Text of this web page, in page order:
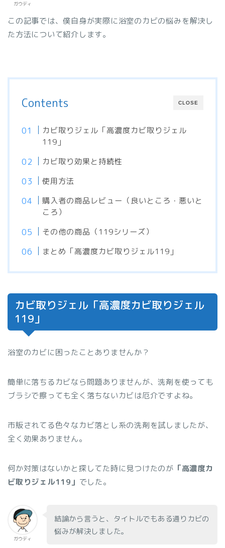
ガウディ
この記事では、僕自身が実際に浴室のカビの悩みを解決し
た方法について紹介します。
CLOSE
Contents
カビ取りジェル「高濃度カビ取りジェル
119」
カビ取り効果と持続性
使用方法
購入者の商品レビュー（良いところ・悪いと
ころ）
その他の商品（119シリーズ）
まとめ「高濃度カビ取りジェル119」
カビ取りジェル「高濃度カビ取りジェル
119」
浴室のカビに困ったことありませんか？
簡単に落ちるカビなら問題ありませんが、洗剤を使っても
ブラシで擦っても全く落ちないカビは厄介ですよね。
市販されてる色々なカビ落とし系の洗剤を試しましたが、
全く効果ありません。
何か対策はないかと探してた時に見つけたのが 「高濃度カ
ビ取りジェル119」 でした。
ガウディ
結論から言うと、タイトルでもある通りカビの
悩みが解決しました。